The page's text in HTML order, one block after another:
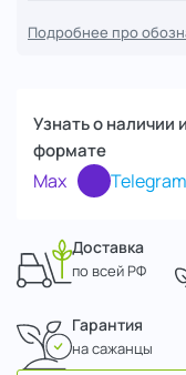
Подробнее про
Узнать о наличии
формате
Max Telegram
Доставка
по всей РФ
Гарантия
на сажанцы